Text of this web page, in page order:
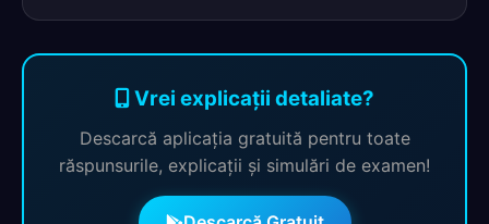
Vrei explicații detaliate?
Descarcă aplicația gratuită pentru toate
răspunsurile, explicații și simulări de examen!